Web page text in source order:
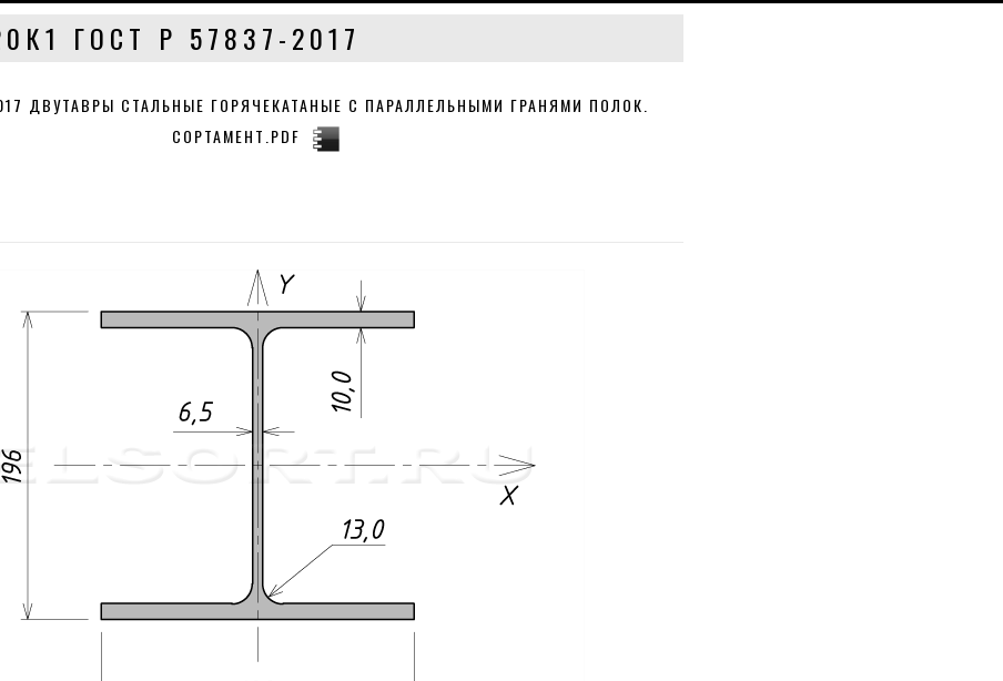
ГОСТ Р 57837-2017
ДВУТАВРЫ СТАЛЬНЫЕ ГОРЯЧЕКАТАНЫЕ С ПАРАЛЛЕЛЬНЫМИ ГРАНЯМИ ПОЛОК.
СОРТАМЕНТ.PDF